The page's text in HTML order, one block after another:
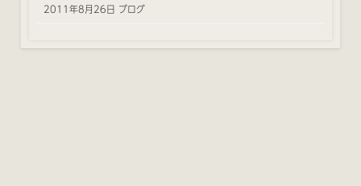
2011年8月26日 ブログ